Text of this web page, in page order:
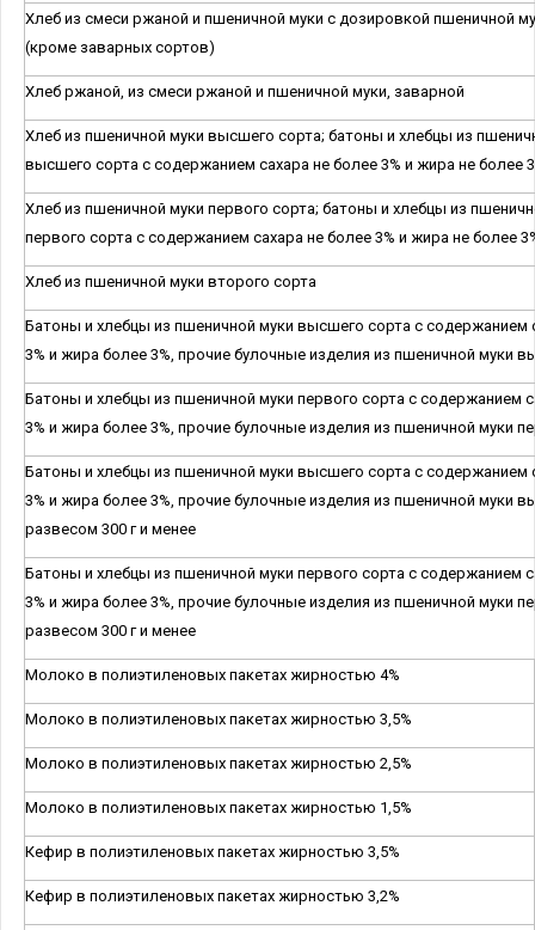
Хлеб из смеси ржаной и пшеничной муки с дозировкой пшеничной
(кроме заварных сортов)
Хлеб ржаной, из смеси ржаной и пшеничной муки, заварной
Хлеб из пшеничной муки высшего сорта; батоны и хлебцы из
высшего сорта с содержанием сахара не более 3% и жира не более
Хлеб из пшеничной муки первого сорта; батоны и хлебцы из
первого сорта с содержанием сахара не более 3% и жира не более
Хлеб из пшеничной муки второго сорта
Батоны и хлебцы из пшеничной муки высшего сорта с содержанием
3% и жира более 3%, прочие булочные изделия из пшеничной муки
Батоны и хлебцы из пшеничной муки первого сорта с содержанием
3% и жира более 3%, прочие булочные изделия из пшеничной муки
Батоны и хлебцы из пшеничной муки высшего сорта с содержанием
3% и жира более 3%, прочие булочные изделия из пшеничной муки
развесом 300 г и менее
Батоны и хлебцы из пшеничной муки первого сорта с содержанием
3% и жира более 3%, прочие булочные изделия из пшеничной муки
развесом 300 г и менее
Молоко в полиэтиленовых пакетах жирностью 4%
Молоко в полиэтиленовых пакетах жирностью 3,5%
Молоко в полиэтиленовых пакетах жирностью 2,5%
Молоко в полиэтиленовых пакетах жирностью 1,5%
Кефир в полиэтиленовых пакетах жирностью 3,5%
Кефир в полиэтиленовых пакетах жирностью 3,2%